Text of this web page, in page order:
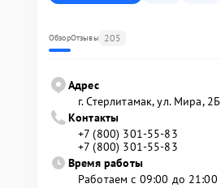
ОбзорОтзывы 205
Адрес
г. Стерлитамак, ул. Мира, 2Б
Контакты
+7 (800) 301-55-83
+7 (800) 301-55-83
Время работы
Работаем с 09:00 до 21:00